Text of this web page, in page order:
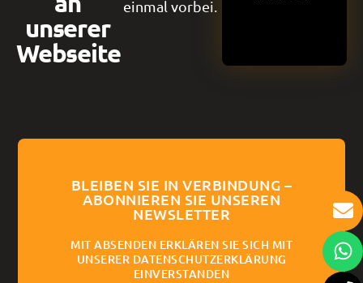
unserer
Webseite
einmal vorbei.
BLEIBEN SIE IN VERBINDUNG –
ABONNIEREN SIE UNSEREN
NEWSLETTER
MIT ABSENDEN ERKLÄREN SIE SICH MIT
UNSERER DATENSCHUTZERKLÄRUNG
EINVERSTANDEN